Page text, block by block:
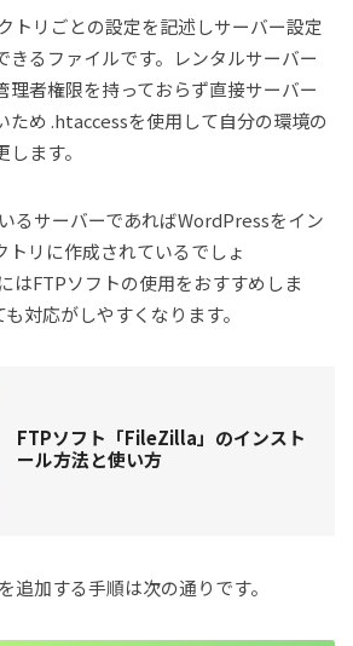
トリごとの設定を記述しサーバー設定
きるファイルです。レンタルサーバー
理者権限を持っておらず直接サーバー
ため .htaccessを使用して自分の環境の
ます。
るサーバーであればWordPressをイン
トリに作成されているでしょ
はFTPソフトの使用をおすすめしま
対応がしやすくなります。
FTPソフト「FileZilla」のインスト
ール方法と使い方
追加する手順は次の通りです。